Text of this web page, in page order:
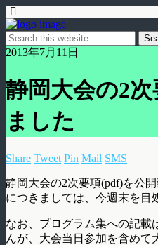
2013年7月11日
静岡大会の2
ました
Share Tweet Pin Mail SMS
静岡大会の2次要項(pdf)を公
につきましては、今週末を目
なお、プログラム集への記載
んが、大会当日参加を含めて